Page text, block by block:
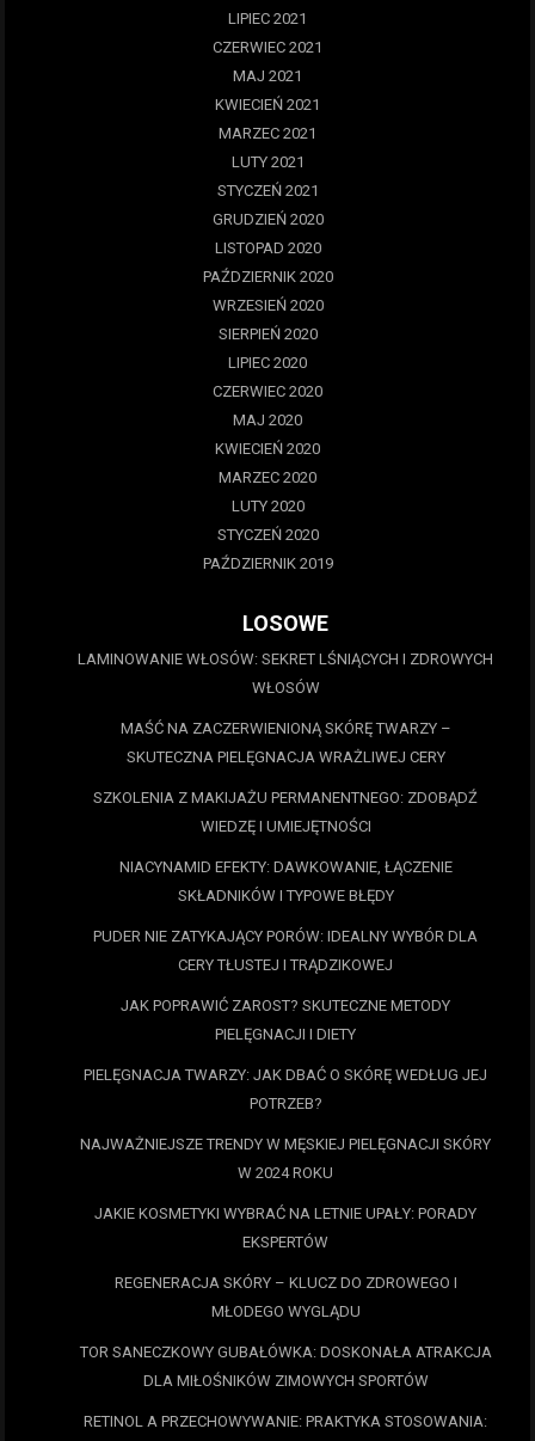
LIPIEC 2021
CZERWIEC 2021
MAJ 2021
KWIECIEŃ 2021
MARZEC 2021
LUTY 2021
STYCZEŃ 2021
GRUDZIEŃ 2020
LISTOPAD 2020
PAŹDZIERNIK 2020
WRZESIEŃ 2020
SIERPIEŃ 2020
LIPIEC 2020
CZERWIEC 2020
MAJ 2020
KWIECIEŃ 2020
MARZEC 2020
LUTY 2020
STYCZEŃ 2020
PAŹDZIERNIK 2019
LOSOWE
LAMINOWANIE WŁOSÓW: SEKRET LŚNIĄCYCH I ZDROWYCH
WŁOSÓW
MAŚĆ NA ZACZERWIENIONĄ SKÓRĘ TWARZY –
SKUTECZNA PIELĘGNACJA WRAŻLIWEJ CERY
SZKOLENIA Z MAKIJAŻU PERMANENTNEGO: ZDOBĄDŹ
WIEDZĘ I UMIEJĘTNOŚCI
NIACYNAMID EFEKTY: DAWKOWANIE, ŁĄCZENIE
SKŁADNIKÓW I TYPOWE BŁĘDY
PUDER NIE ZATYKAJĄCY PORÓW: IDEALNY WYBÓR DLA
CERY TŁUSTEJ I TRĄDZIKOWEJ
JAK POPRAWIĆ ZAROST? SKUTECZNE METODY
PIELĘGNACJI I DIETY
PIELĘGNACJA TWARZY: JAK DBAĆ O SKÓRĘ WEDŁUG JEJ
POTRZEB?
NAJWAŻNIEJSZE TRENDY W MĘSKIEJ PIELĘGNACJI SKÓRY
W 2024 ROKU
JAKIE KOSMETYKI WYBRAĆ NA LETNIE UPAŁY: PORADY
EKSPERTÓW
REGENERACJA SKÓRY – KLUCZ DO ZDROWEGO I
MŁODEGO WYGLĄDU
TOR SANECZKOWY GUBAŁÓWKA: DOSKONAŁA ATRAKCJA
DLA MIŁOŚNIKÓW ZIMOWYCH SPORTÓW
RETINOL A PRZECHOWYWANIE: PRAKTYKA STOSOWANIA: